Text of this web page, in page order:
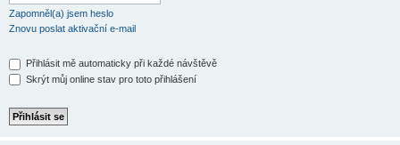
Zapomněl(a) jsem heslo
Znovu poslat aktivační e-mail
Přihlásit mě automaticky při každé návštěvě
Skrýt můj online stav pro toto přihlášení